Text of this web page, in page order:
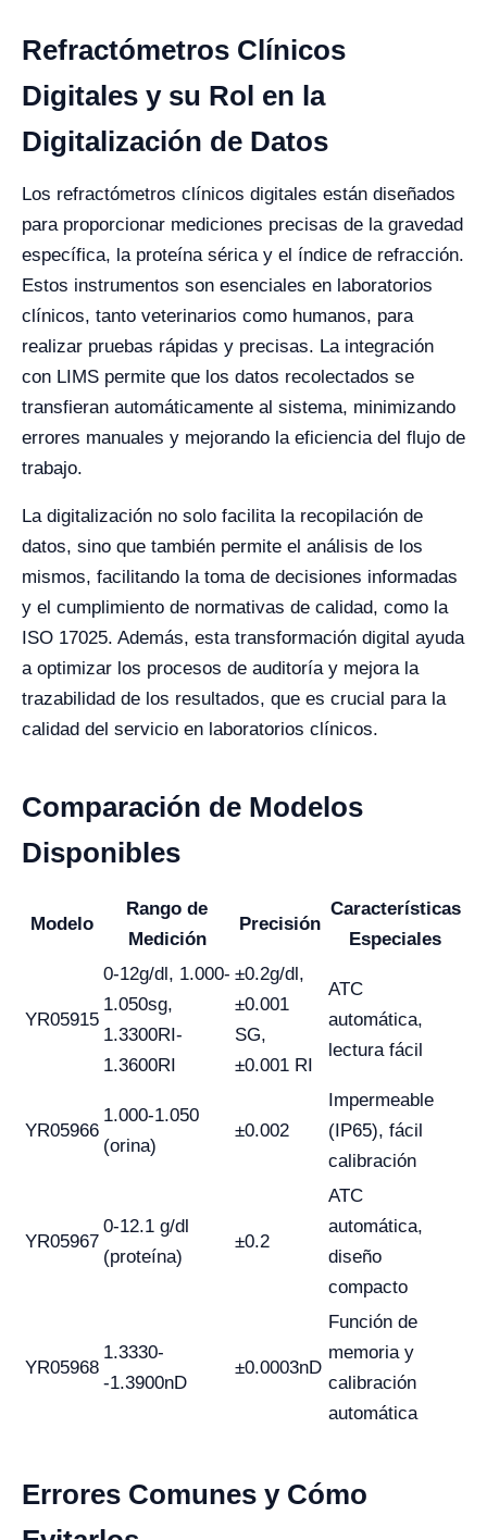
Refractómetros Clínicos
Digitales y su Rol en la
Digitalización de Datos
Los refractómetros clínicos digitales están diseñados
para proporcionar mediciones precisas de la gravedad
específica, la proteína sérica y el índice de refracción.
Estos instrumentos son esenciales en laboratorios
clínicos, tanto veterinarios como humanos, para
realizar pruebas rápidas y precisas. La integración
con LIMS permite que los datos recolectados se
transfieran automáticamente al sistema, minimizando
errores manuales y mejorando la eficiencia del flujo de
trabajo.
La digitalización no solo facilita la recopilación de
datos, sino que también permite el análisis de los
mismos, facilitando la toma de decisiones informadas
y el cumplimiento de normativas de calidad, como la
ISO 17025. Además, esta transformación digital ayuda
a optimizar los procesos de auditoría y mejora la
trazabilidad de los resultados, que es crucial para la
calidad del servicio en laboratorios clínicos.
Comparación de Modelos
Disponibles
Modelo
Rango de
Medición
Precisión
Características
Especiales
YR05915
0-12g/dl, 1.000-
1.050sg,
1.3300RI-
1.3600RI
±0.2g/dl,
±0.001
SG,
±0.001 RI
ATC
automática,
lectura fácil
YR05966
1.000-1.050
(orina)
±0.002
Impermeable
(IP65), fácil
calibración
YR05967
0-12.1 g/dl
(proteína)
±0.2
ATC
automática,
diseño
compacto
YR05968
1.3330-
-1.3900nD
±0.0003nD
Función de
memoria y
calibración
automática
Errores Comunes y Cómo